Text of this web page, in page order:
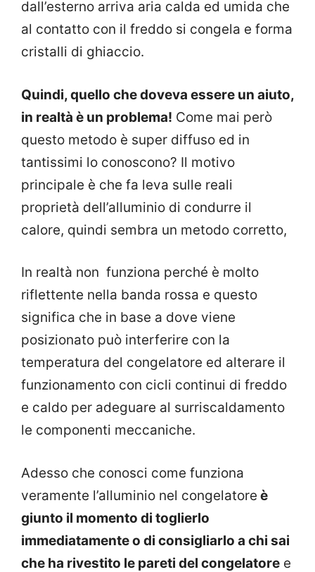
dall’esterno arriva aria calda ed umida che
al contatto con il freddo si congela e forma
cristalli di ghiaccio.
Quindi, quello che doveva essere un aiuto,
in realtà è un problema! Come mai però
questo metodo è super diffuso ed in
tantissimi lo conoscono? Il motivo
principale è che fa leva sulle reali
proprietà dell’alluminio di condurre il
calore, quindi sembra un metodo corretto,
In realtà non funziona perché è molto
riflettente nella banda rossa e questo
significa che in base a dove viene
posizionato può interferire con la
temperatura del congelatore ed alterare il
funzionamento con cicli continui di freddo
e caldo per adeguare al surriscaldamento
le componenti meccaniche.
Adesso che conosci come funziona
veramente l’alluminio nel congelatore è
giunto il momento di toglierlo
immediatamente o di consigliarlo a chi sai
che ha rivestito le pareti del congelatore e